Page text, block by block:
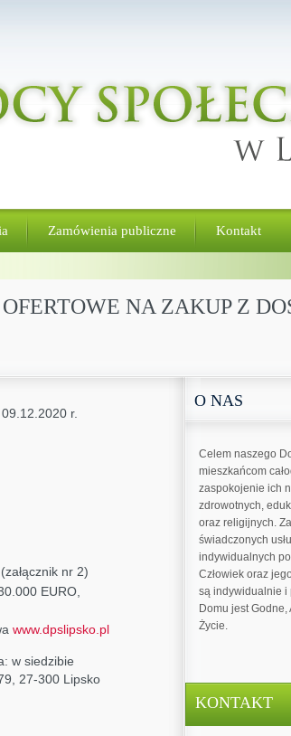
Zamówienia publiczne Kontakt
NA ZAKUP Z
O NAS
Celem naszego
mieszkańcom
zaspokojenie ich
zdrowotnych,
oraz religijnych.
świadczonych
indywidualnych
Człowiek oraz
są indywidualnie i
Domu jest
Życie.
KONTAKT
r.
nr 2)
EURO,
www.dpslipsko.pl
w siedzibie
27-300 Lipsko